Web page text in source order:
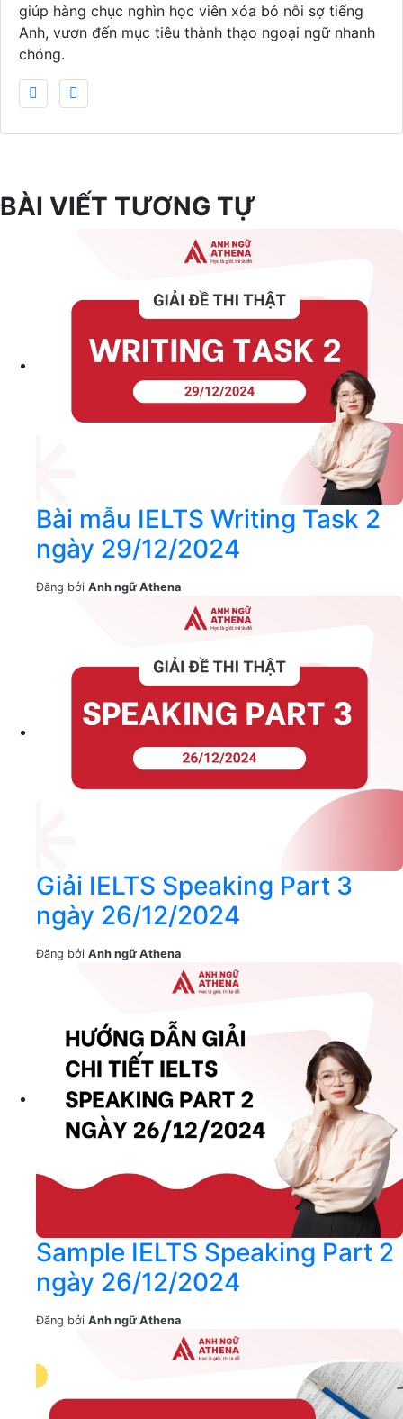
giúp hàng chục nghìn học viên xóa bỏ nỗi sợ tiếng
Anh, vươn đến mục tiêu thành thạo ngoại ngữ nhanh
chóng.
BÀI VIẾT TƯƠNG TỰ
Bài mẫu IELTS Writing Task 2
ngày 29/12/2024
Đăng bởi Anh ngữ Athena
Giải IELTS Speaking Part 3
ngày 26/12/2024
Đăng bởi Anh ngữ Athena
Sample IELTS Speaking Part 2
ngày 26/12/2024
Đăng bởi Anh ngữ Athena